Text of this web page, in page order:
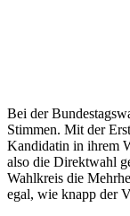
Bei der
Stimmen. Mit der
Kandidatin in ihrem
also die Direktwahl
Wahlkreis die
egal, wie knapp der